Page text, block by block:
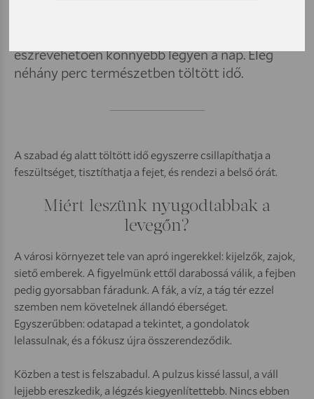
észrevehetően könnyebb legyen a nap. Elég
néhány perc természetben töltött idő.
A szabad ég alatt töltött idő egyszerre csillapíthatja a
feszültséget, tisztíthatja a fejet, és rendezi a belső órát.
Miért leszünk nyugodtabbak a
levegőn?
A városi környezet tele van apró ingerekkel: kijelzők, zajok,
siető emberek. A figyelmünk ettől darabossá válik, a fejben
pedig gyorsabban fáradunk. A fák, a víz, a tág tér ezzel
szemben nem követelnek állandó éberséget.
Egyszerűbben: odatapad a tekintet, a gondolatok
lelassulnak, és a fókusz újra összerendeződik.
Közben a test is felszabadul. A pulzus kissé lassul, a váll
lejjebb ereszkedik, a légzés kiegyenlítettebb. Nincs ebben